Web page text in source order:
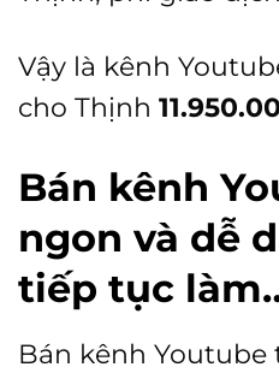
Vậy là kênh
cho Thịnh
Bán kênh
ngon và dễ
tiếp tục
Bán kênh